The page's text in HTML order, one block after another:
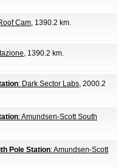
Cam, 1390.2 km.
, 1390.2 km.
: Dark Sector Labs, 2000.2
: Amundsen-Scott South
Pole Station: Amundsen-Scott